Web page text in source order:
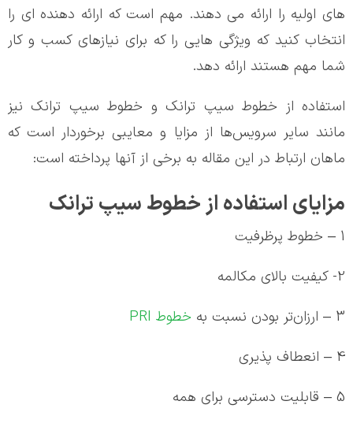
های اولیه را ارائه می دهند. مهم است که ارائه دهنده ای را
انتخاب کنید که ویژگی هایی را که برای نیازهای کسب و کار
شما مهم هستند ارائه دهد.
استفاده از خطوط سیپ ترانک و خطوط سیپ ترانک نیز
مانند سایر سرویس‌ها از مزایا و معایبی برخوردار است که
ماهان ارتباط در این مقاله به برخی از آنها پرداخته است:
مزایای استفاده از خطوط سیپ ترانک
1 – خطوط پرظرفیت
2- کیفیت بالای مکالمه
3 – ارزان‌تر بودن نسبت به
خطوط PRI
4 – انعطاف پذیری
5 – قابلیت دسترسی برای همه